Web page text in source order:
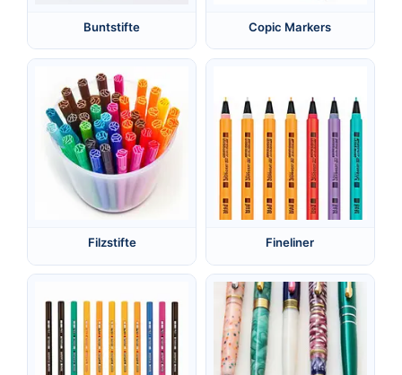
Buntstifte Copic Markers
Filzstifte Fineliner